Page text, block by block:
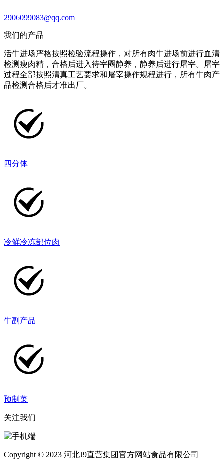
2906099083@qq.com
我们的产品
活牛进场严格按照检验流程操作，对所有肉牛进场前进行血清
检测瘦肉精，合格后进入待宰圈静养，静养后进行屠宰。屠宰
过程全部按照清真工艺要求和屠宰操作规程进行，所有牛肉产
品检测合格后才准出厂。
四分体
冷鲜冷冻部位肉
牛副产品
预制菜
关注我们
Copyright © 2023 河北J9直营集团官方网站食品有限公司